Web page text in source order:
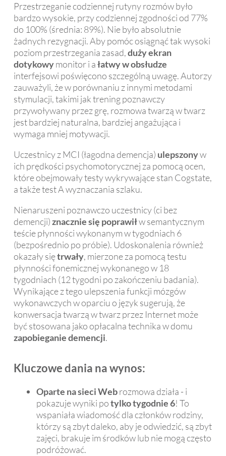
Przestrzeganie codziennej rutyny rozmów było
bardzo wysokie, przy codziennej zgodności od 77%
do 100% (średnia: 89%). Nie było absolutnie
żadnych rezygnacji. Aby pomóc osiągnąć tak wysoki
poziom przestrzegania zasad,duży ekran
dotykowymonitor i ałatwy w obsłudze
interfejsowi poświęcono szczególną uwagę. Autorzy
zauważyli, że w porównaniu z innymi metodami
stymulacji, takimi jak trening poznawczy
przywoływany przez grę, rozmowa twarzą w twarz
jest bardziej naturalna, bardziej angażująca i
wymaga mniej motywacji.
Uczestnicy z MCI (łagodna demencja) ulepszonyw
ich prędkości psychomotorycznej za pomocą ocen,
które obejmowały testy wykrywające stan Cogstate,
a także test A wyznaczania szlaku.
Nienaruszeni poznawczo uczestnicy (ci bez
demencji)znacznie się poprawiłw semantycznym
teście płynności wykonanym w tygodniach 6
(bezpośrednio po próbie). Udoskonalenia również
okazały siętrwały, mierzone za pomocą testu
płynności fonemicznej wykonanego w 18
tygodniach (12 tygodni po zakończeniu badania).
Wynikające z tego ulepszenia funkcji mózgów
wykonawczych w oparciu o język sugerują, że
konwersacja twarzą w twarz przez Internet może
być stosowana jako opłacalna technika w domu
zapobieganie demencji.
Kluczowe dania na wynos:
Oparte na sieci Webrozmowa działa - i
pokazuje wyniki potylko tygodnie 6! To
wspaniała wiadomość dla członków rodziny,
którzy są zbyt daleko, aby je odwiedzić, są zbyt
zajęci, brakuje im środków lub nie mogą często
podróżować.